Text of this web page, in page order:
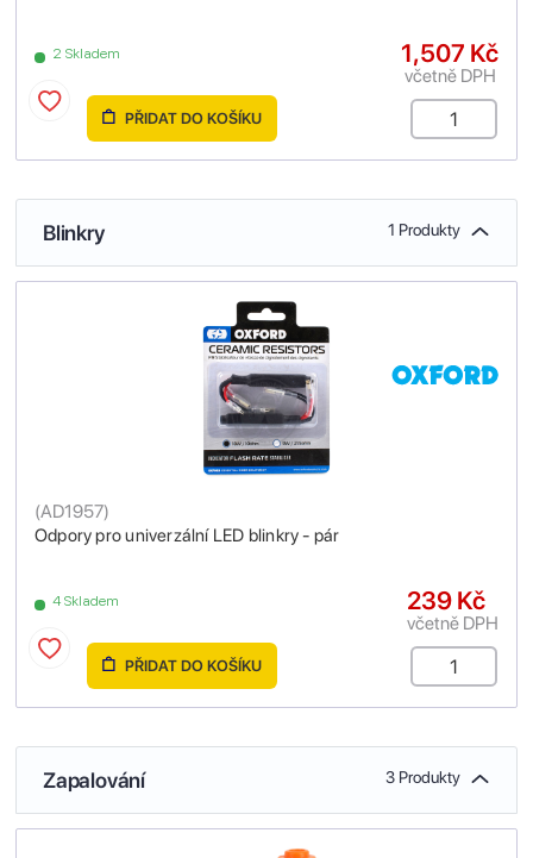
2 Skladem 1,507 Kč
včetně DPH
PŘIDAT DO KOŠÍKU
Blinkry 1 Produkty
Odpory pro univerzální LED blinkry - pár
(AD1957)
4 Skladem 239 Kč
včetně DPH
PŘIDAT DO KOŠÍKU
Zapalování 3 Produkty